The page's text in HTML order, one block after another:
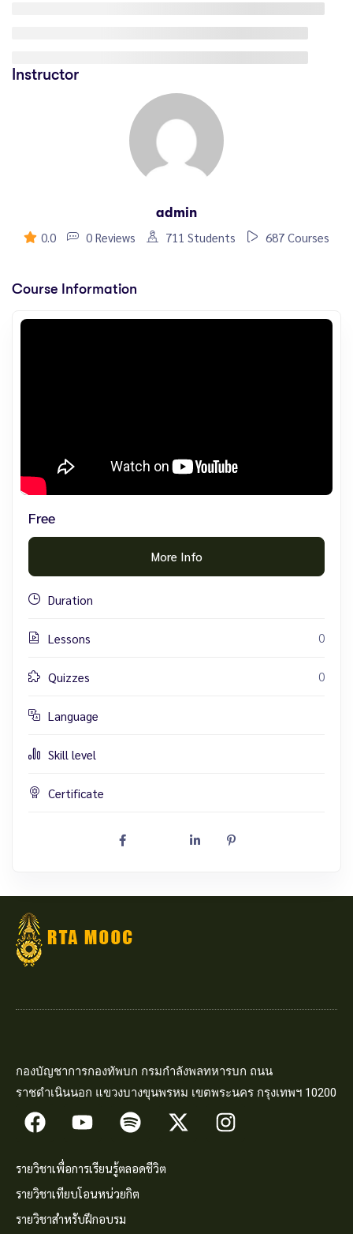
Instructor
admin
0.0
0 Reviews 711 Students 687 Courses
Course Information
Free
More Info
Duration
Lessons 0
Quizzes 0
Language
Skill level
Certificate
กองบัญชาการกองทัพบก กรมกำลังพลทหารบก ถนน
ราชดำเนินนอก แขวงบางขุนพรหม เขตพระนคร กรุงเทพฯ 10200
รายวิชาเพื่อการเรียนรู้ตลอดชีวิต
รายวิชาเทียบโอนหน่วยกิต
รายวิชาสำหรับฝึกอบรม